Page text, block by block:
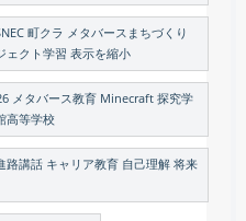
町クラ メタバースまちづくり
ェクト学習 表示を縮小
メタバース教育 Minecraft 探究学
高等学校
講話 キャリア教育 自己理解 将来